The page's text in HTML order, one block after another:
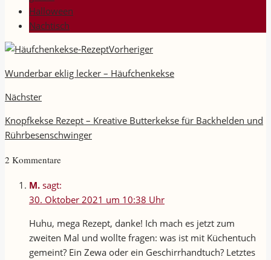
Halloween
Nachtisch
Vorheriger
Wunderbar eklig lecker – Häufchenkekse
Nächster
Knopfkekse Rezept – Kreative Butterkekse für Backhelden und
Rührbesenschwinger
2 Kommentare
M. sagt:
30. Oktober 2021 um 10:38 Uhr
Huhu, mega Rezept, danke! Ich mach es jetzt zum
zweiten Mal und wollte fragen: was ist mit Küchentuch
gemeint? Ein Zewa oder ein Geschirrhandtuch? Letztes